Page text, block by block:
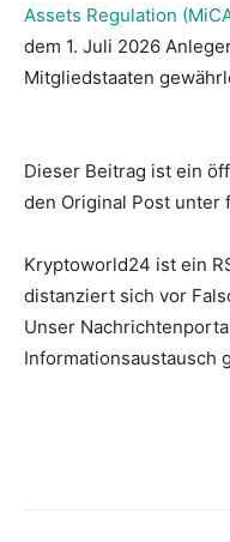
Assets Regulation
dem 1. Juli 2026
Mitgliedstaaten
Dieser Beitrag ist ein
den Original Post unter
Kryptoworld24 ist ein
distanziert sich vor
Unser
Informationsaustausch